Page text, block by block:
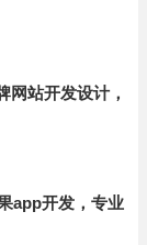
网站开发设计，
app开发，专业